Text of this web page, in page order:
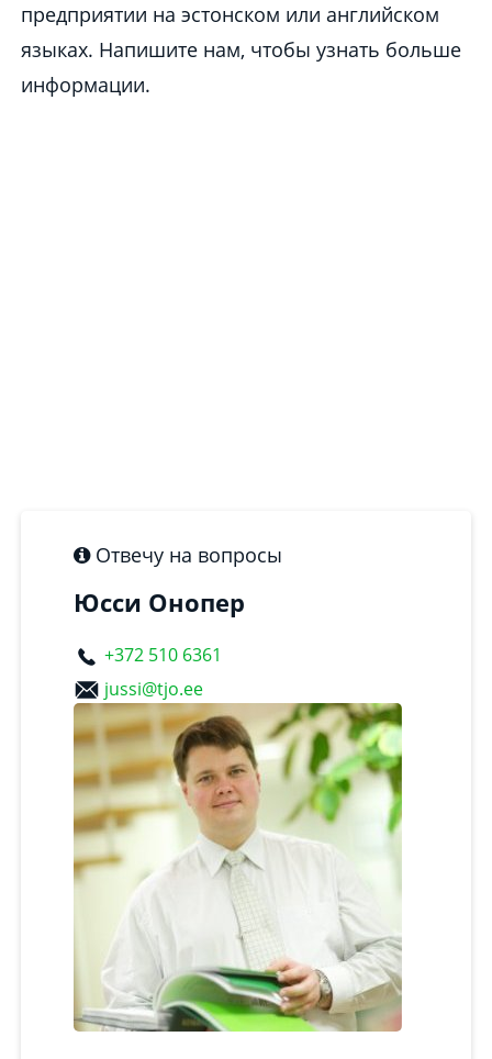
Отвечу на вопросы
Юсси Онопер
+372 510 6361
jussi@tjo.ee
предприятии на эстонском или английском
языках. Напишите нам, чтобы узнать больше
информации.